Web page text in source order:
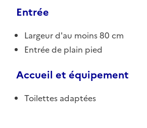
Entrée
Largeur d'au moins 80 cm
Entrée de plain pied
Accueil et équipement
Toilettes adaptées